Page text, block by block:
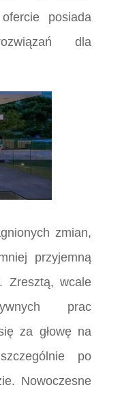
posiada
dla
zmian,
przyjemną
Zresztą, wcale
prac
za głowę na
po
Nowoczesne